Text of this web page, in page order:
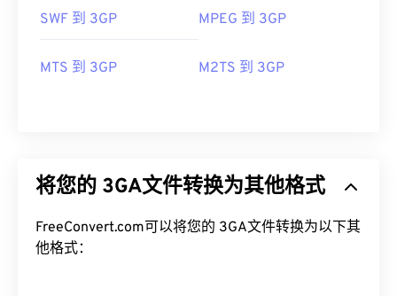
SWF 到 3GP MPEG 到 3GP
MTS 到 3GP M2TS 到 3GP
将您的 3GA文件转换为其他格式
FreeConvert.com可以将您的 3GA文件转换为以下其
他格式：